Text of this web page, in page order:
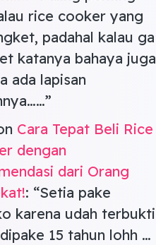
rice cooker yang
padahal kalau ga
katanya bahaya juga
ada lapisan
”
Cara Tepat Beli Rice
dengan
dari Orang
: “Setia pake
karena udah terbukti
15 tahun lohh …